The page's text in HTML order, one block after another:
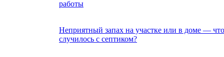
работы
Неприятный запах на участке или в доме — что
случилось с септиком?